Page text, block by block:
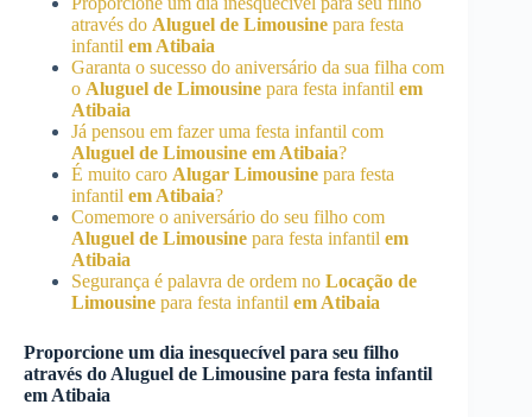
através do Aluguel de Limousine para festa
infantil em Atibaia
Garanta o sucesso do aniversário da sua filha com
o Aluguel de Limousine para festa infantil em
Atibaia
Já pensou em fazer uma festa infantil com
Aluguel de Limousine em Atibaia?
É muito caro Alugar Limousine para festa
infantil em Atibaia?
Comemore o aniversário do seu filho com
Aluguel de Limousine para festa infantil em
Atibaia
Segurança é palavra de ordem no Locação de
Limousine para festa infantil em Atibaia
Proporcione um dia inesquecível para seu filho
através do Aluguel de Limousine para festa infantil
em Atibaia